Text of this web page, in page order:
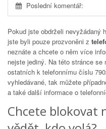
Poslední komentář:
Pokud jste obdrželi nevyžádaný
jste byli pouze prozvoněni z
neznáte a chcete o něm více
nejste jediný. Na této stránce
ostatních k telefonnímu číslu
vyhledávané, tak můžete
a také další informace o
Chcete blokovat